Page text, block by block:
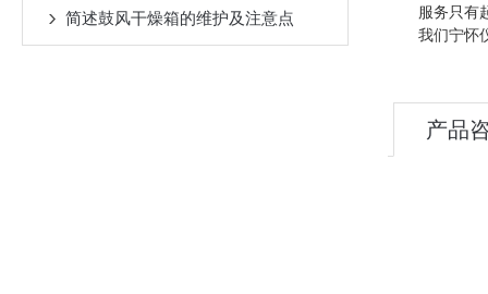
简述鼓风干燥箱的维护及注意点
服务只有起
我们宁怀仪
产品